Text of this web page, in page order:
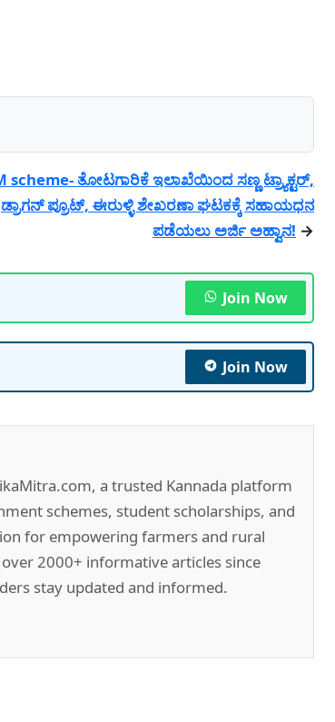
scheme- ತೋಟಗಾರಿಕೆ ಇಲಾಖೆಯಿಂದ ಸಣ್ಣ ಟ್ರ್ಯಾಕ್ಟರ್,
ಡ್ರಾಗನ್ ಪ್ರೂಟ್, ಈರುಳ್ಳಿ ಶೇಖರಣಾ ಘಟಕಕ್ಕೆ ಸಹಾಯಧನ
ಪಡೆಯಲು ಅರ್ಜಿ ಅಹ್ವಾನ! →
Join Now
Join Now
a trusted Kannada platform
schemes, student scholarships, and
for empowering farmers and rural
2000+ informative articles since
stay updated and informed.